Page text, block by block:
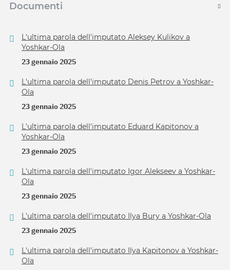
Documenti
L'ultima parola dell'imputato Aleksey Kulikov a
Yoshkar-Ola
23 gennaio 2025
L'ultima parola dell'imputato Denis Petrov a Yoshkar-
Ola
23 gennaio 2025
L'ultima parola dell'imputato Eduard Kapitonov a
Yoshkar-Ola
23 gennaio 2025
L'ultima parola dell'imputato Igor Alekseev a Yoshkar-
Ola
23 gennaio 2025
L'ultima parola dell'imputato Ilya Bury a Yoshkar-Ola
23 gennaio 2025
L'ultima parola dell'imputato Ilya Kapitonov a Yoshkar-
Ola